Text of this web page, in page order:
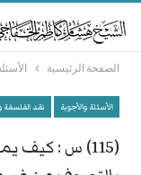
الصفحة الرئيسية
الأسئلة والأجوبة نقد الفلسفة
(115) س : كيف